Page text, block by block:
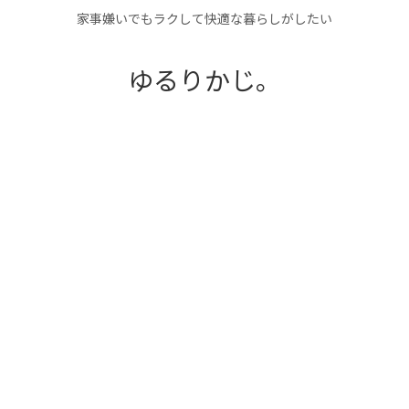
家事嫌いでもラクして快適な暮らしがしたい
ゆるりかじ。